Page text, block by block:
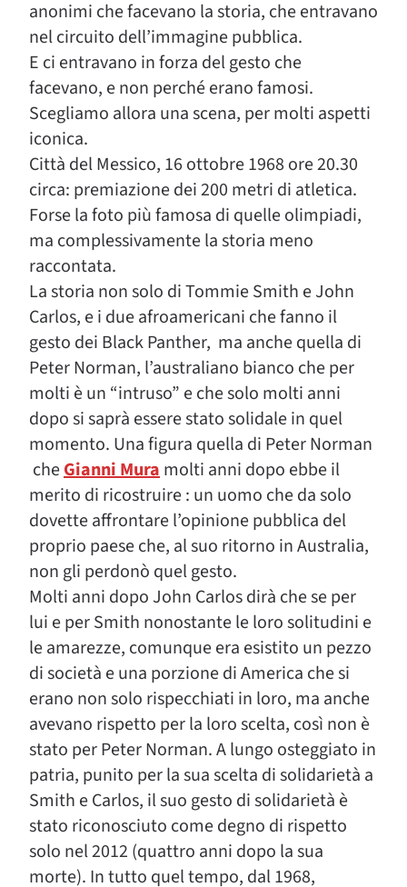
anonimi che facevano la storia, che entravano
nel circuito dell’immagine pubblica.
E ci entravano in forza del gesto che
facevano, e non perché erano famosi.
Scegliamo allora una scena, per molti aspetti
iconica.
Città del Messico, 16 ottobre 1968 ore 20.30
circa: premiazione dei 200 metri di atletica.
Forse la foto più famosa di quelle olimpiadi,
ma complessivamente la storia meno
raccontata.
La storia non solo di Tommie Smith e John
Carlos, e i due afroamericani che fanno il
gesto dei Black Panther, ma anche quella di
Peter Norman, l’australiano bianco che per
molti è un “intruso” e che solo molti anni
dopo si saprà essere stato solidale in quel
momento. Una figura quella di Peter Norman
cheGianni Muramolti anni dopo ebbe il
merito di ricostruire : un uomo che da solo
dovette affrontare l’opinione pubblica del
proprio paese che, al suo ritorno in Australia,
non gli perdonò quel gesto.
Molti anni dopo John Carlos dirà che se per
lui e per Smith nonostante le loro solitudini e
le amarezze, comunque era esistito un pezzo
di società e una porzione di America che si
erano non solo rispecchiati in loro, ma anche
avevano rispetto per la loro scelta, così non è
stato per Peter Norman. A lungo osteggiato in
patria, punito per la sua scelta di solidarietà a
Smith e Carlos, il suo gesto di solidarietà è
stato riconosciuto come degno di rispetto
solo nel 2012 (quattro anni dopo la sua
morte). In tutto quel tempo, dal 1968,